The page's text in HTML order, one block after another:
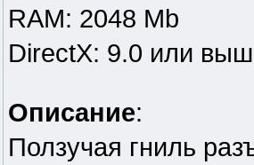
RAM: 2048 Mb
DirectX: 9.0 или
Описание:
Ползучая гниль